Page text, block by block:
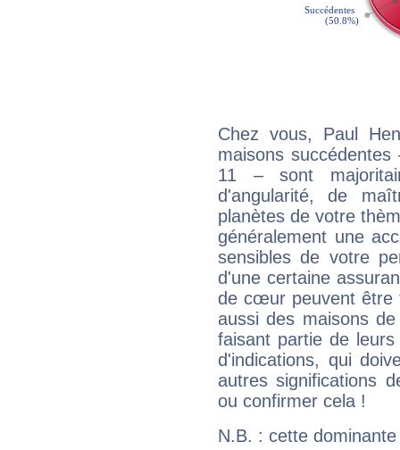
Chez vous, Paul
maisons
11 – sont
d'angularité, de
planètes de votre
généralement une
sensibles de votre
d'une certaine
de cœur peuvent être
aussi des maisons
faisant partie de
d'indications, qui
autres significations
ou confirmer cela !
N.B. : cette